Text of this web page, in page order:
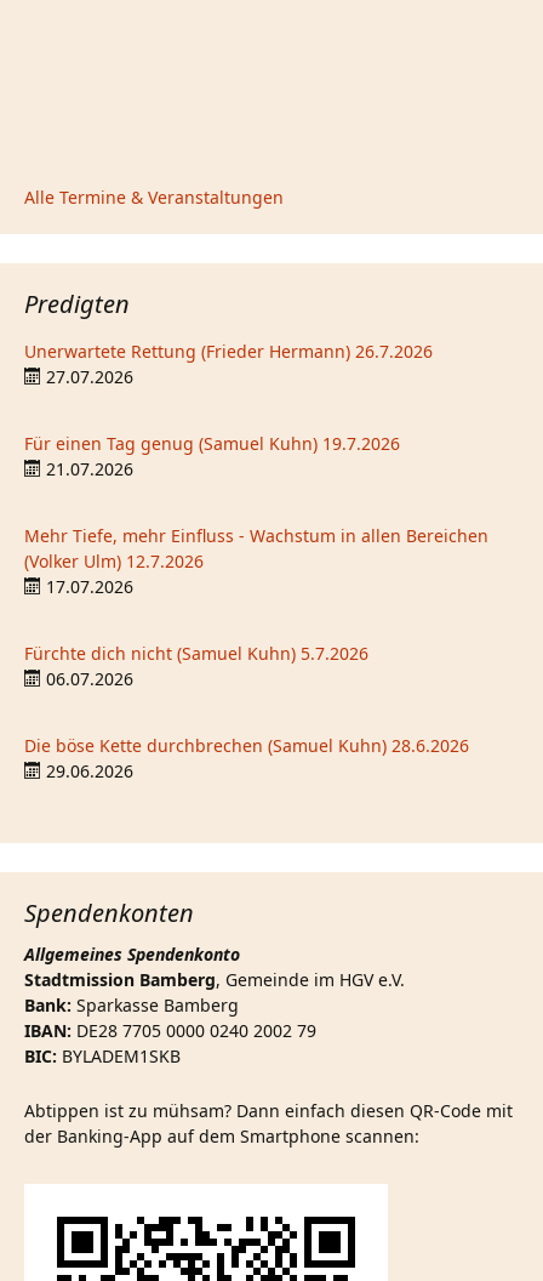
Alle Termine & Veranstaltungen
Predigten
Unerwartete Rettung (Frieder Hermann) 26.7.2026
27.07.2026
Für einen Tag genug (Samuel Kuhn) 19.7.2026
21.07.2026
Mehr Tiefe, mehr Einfluss - Wachstum in allen Bereichen
(Volker Ulm) 12.7.2026
17.07.2026
Fürchte dich nicht (Samuel Kuhn) 5.7.2026
06.07.2026
Die böse Kette durchbrechen (Samuel Kuhn) 28.6.2026
29.06.2026
Spendenkonten
Allgemeines Spendenkonto
Stadtmission Bamberg, Gemeinde im HGV e.V.
Bank: Sparkasse Bamberg
IBAN: DE28 7705 0000 0240 2002 79
BIC: BYLADEM1SKB
Abtippen ist zu mühsam? Dann einfach diesen QR-Code mit
der Banking-App auf dem Smartphone scannen: